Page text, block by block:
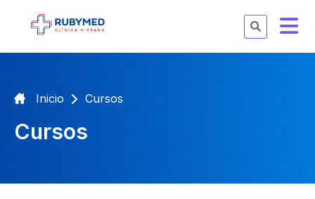
Inicio Cursos
Cursos